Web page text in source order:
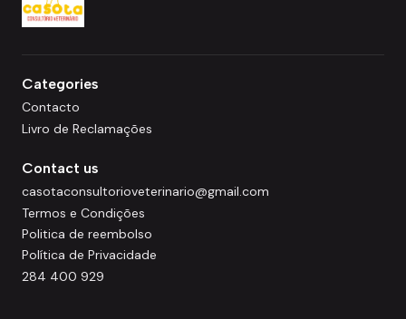
Categories
Contacto
Livro de Reclamações
Contact us
casotaconsultorioveterinario@gmail.com
Termos e Condições
Politica de reembolso
Política de Privacidade
284 400 929